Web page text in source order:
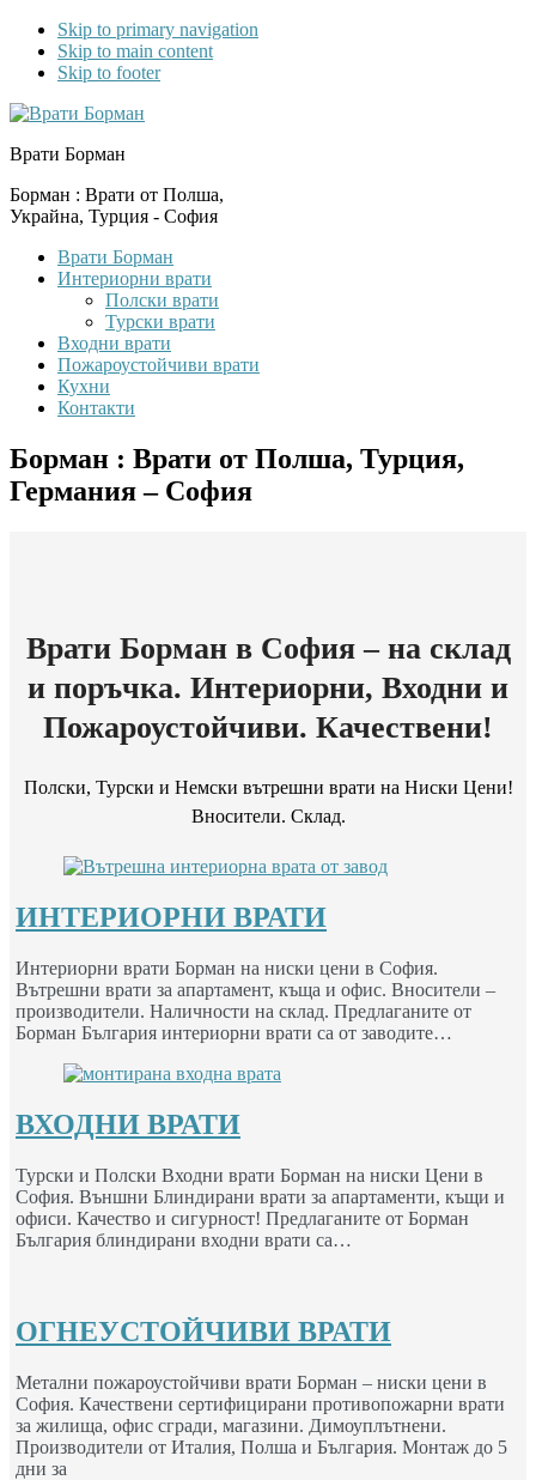
Skip to primary navigation
Skip to main content
Skip to footer
Врати Борман
Борман : Врати от Полша,
Украйна, Турция - София
Врати Борман
Интериорни врати
Полски врати
Турски врати
Входни врати
Пожароустойчиви врати
Кухни
Контакти
Борман : Врати от Полша, Турция,
Германия – София
Врати Борман в София – на склад
и поръчка. Интериорни, Входни и
Пожароустойчиви. Качествени!
Полски, Турски и Немски вътрешни врати на Ниски Цени!
Вносители. Склад.
ИНТЕРИОРНИ ВРАТИ
Интериорни врати Борман на ниски цени в София.
Вътрешни врати за апартамент, къща и офис. Вносители –
производители. Наличности на склад. Предлаганите от
Борман България интериорни врати са от заводите…
ВХОДНИ ВРАТИ
Турски и Полски Входни врати Борман на ниски Цени в
София. Външни Блиндирани врати за апартаменти, къщи и
офиси. Качество и сигурност! Предлаганите от Борман
България блиндирани входни врати са…
ОГНЕУСТОЙЧИВИ ВРАТИ
Метални пожароустойчиви врати Борман – ниски цени в
София. Качествени сертифицирани противопожарни врати
за жилища, офис сгради, магазини. Димоуплътнени.
Производители от Италия, Полша и България. Монтаж до 5
дни за